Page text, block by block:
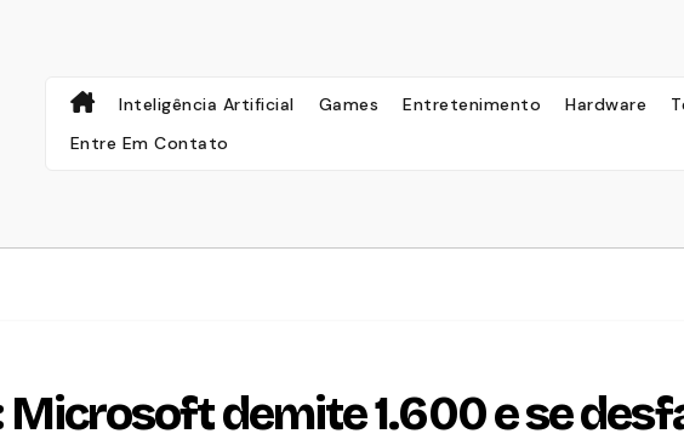
Inteligência Artificial Games Entretenimento Hardware
Entre Em Contato
Microsoft demite 1.600 e se